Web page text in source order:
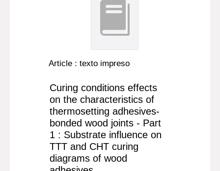
Article : texto impreso
Curing conditions effects
on the characteristics of
thermosetting adhesives-
bonded wood joints - Part
1 : Substrate influence on
TTT and CHT curing
diagrams of wood